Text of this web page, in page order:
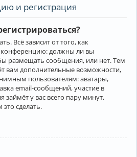
и регистрация
Всё зависит от того, как
конференцию: должны ли вы
размещать сообщения, или нет. Тем
вам дополнительные возможности,
пользователям: аватары,
email-сообщений, участие в
займёт у вас всего пару минут,
сделать.